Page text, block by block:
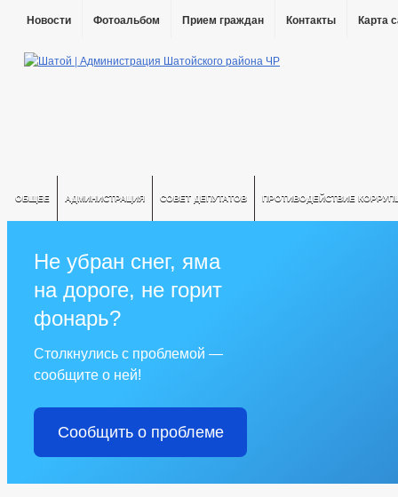
Новости Фотоальбом Прием граждан Контакты Карта
ОБЩЕЕ АДМИНИСТРАЦИЯ СОВЕТ ДЕПУТАТОВ ПРОТИВОДЕЙСТВИЕ
Не убран снег, яма
на дороге, не горит
фонарь?
Столкнулись с проблемой —
сообщите о ней!
Сообщить о проблеме